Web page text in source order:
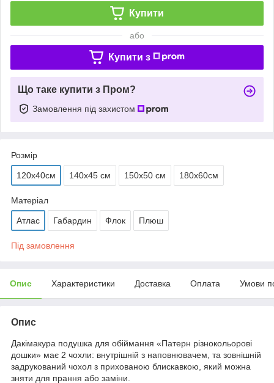
Купити
або
Купити з
Що таке купити з Пром?
Замовлення під захистом
Розмір
120х40см 140х45 см 150х50 см 180х60см
Матеріал
Атлас Габардин Флок Плюш
Під замовлення
Опис Характеристики Доставка Оплата Умови
Опис
Дакімакура подушка для обіймання «Патерн різнокольорові
дошки» має 2 чохли: внутрішній з наповнювачем, та зовнішній
задрукований чохол з прихованою блискавкою, який можна
зняти для прання або заміни.